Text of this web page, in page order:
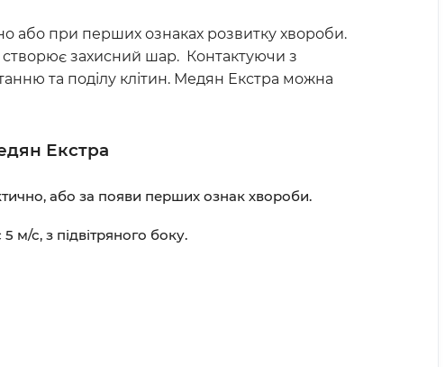
або при перших ознаках розвитку хвороби.
створює захисний шар. Контактуючи з
та поділу клітин. Медян Екстра можна
Екстра
або за появи перших ознак хвороби.
м/с, з підвітряного боку.